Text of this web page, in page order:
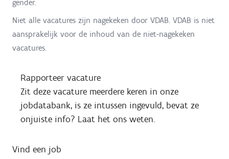
gender.
Niet alle vacatures zijn nagekeken door VDAB. VDAB is niet
aansprakelijk voor de inhoud van de niet-nagekeken
vacatures.
Rapporteer vacature
Zit deze vacature meerdere keren in onze
jobdatabank, is ze intussen ingevuld, bevat ze
onjuiste info? Laat het ons weten.
Vind een job